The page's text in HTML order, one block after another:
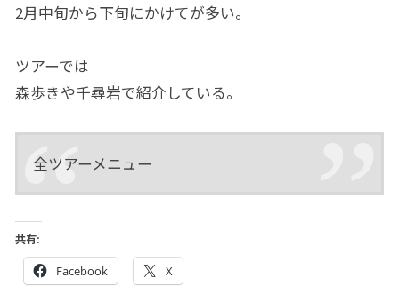
2月中旬から下旬にかけてが多い。
ツアーでは
森歩きや千尋岩で紹介している。
全ツアーメニュー
共有:
Facebook X